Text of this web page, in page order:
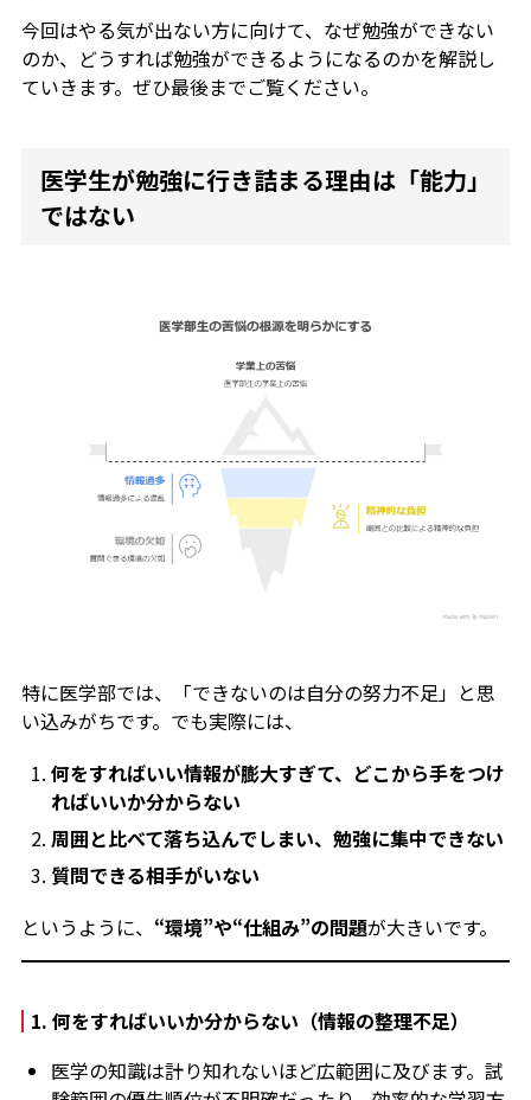
今回はやる気が出ない方に向けて、なぜ勉強ができない
のか、どうすれば勉強ができるようになるのかを解説し
ていきます。ぜひ最後までご覧ください。
医学生が勉強に行き詰まる理由は「能力」
ではない
特に医学部では、「できないのは自分の努力不足」と思
い込みがちです。でも実際には、
何をすればいい情報が膨大すぎて、どこから手をつけ
ればいいか分からない
周囲と比べて落ち込んでしまい、勉強に集中できない
質問できる相手がいない
というように、 “環境”や“仕組み”の問題が大きいです。
1. 何をすればいいか分からない（情報の整理不足）
医学の知識は計り知れないほど広範囲に及びます。試